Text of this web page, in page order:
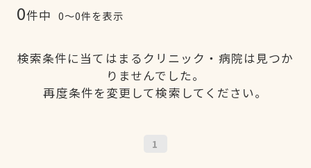
0件中 0〜0件を表示
検索条件に当てはまるクリニック・病院は見つか
りませんでした。
再度条件を変更して検索してください。
1